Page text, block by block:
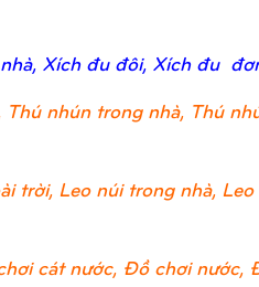
Xích đu đôi, Xích đu
nhún trong nhà, Thú
trời, Leo núi trong nhà, Leo
cát nước, Đồ chơi nước,